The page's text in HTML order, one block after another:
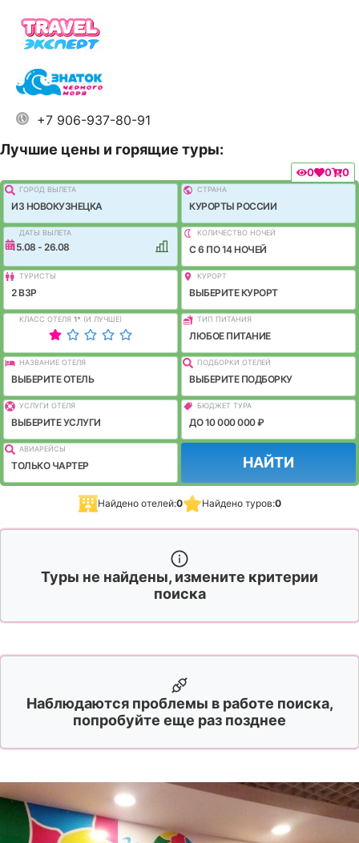
+7 906-937-80-91
Лучшие цены и горящие туры:
0 0 0
ГОРОД ВЫЛEТА
ИЗ НОВОКУЗНЕЦКА
СТРАНА
КУРОРТЫ РОССИИ
ДАТЫ ВЫЛЕТА
15.08 - 26.08
КОЛИЧЕСТВО НОЧЕЙ
C 6 ПО 14 НОЧЕЙ
ТУРИСТЫ
2 ВЗР
КУРОРТ
ВЫБЕРИТЕ КУРОРТ
КЛАСС ОТЕЛЯ 1* (И ЛУЧШЕ) ТИП ПИТАНИЯ
ЛЮБОЕ ПИТАНИЕ
НАЗВАНИЕ ОТЕЛЯ
ВЫБЕРИТЕ ОТЕЛЬ
ПОДБОРКИ ОТЕЛЕЙ
ВЫБЕРИТЕ ПОДБОРКУ
УСЛУГИ ОТЕЛЯ
ВЫБЕРИТЕ УСЛУГИ
БЮДЖЕТ ТУРА
ДО 10 000 000 ₽
АВИАРЕЙСЫ
ТОЛЬКО ЧАРТЕР НАЙТИ
Найдено отелей:0 Найдено туров:0
Туры не найдены, измените критерии
поиска
Наблюдаются проблемы в работе поиска,
попробуйте еще раз позднее